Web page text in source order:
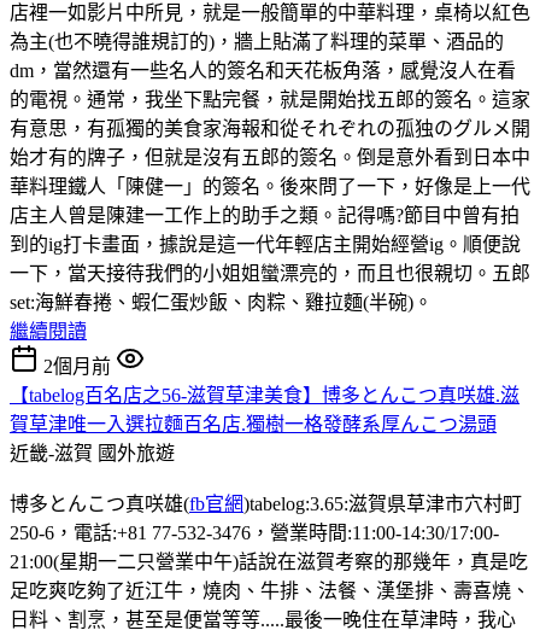
店裡一如影片中所見，就是一般簡單的中華料理，桌椅以紅色
為主(也不曉得誰規訂的)，牆上貼滿了料理的菜單、酒品的
dm，當然還有一些名人的簽名和天花板角落，感覺沒人在看
的電視。通常，我坐下點完餐，就是開始找五郎的簽名。這家
有意思，有孤獨的美食家海報和從それぞれの孤独のグルメ開
始才有的牌子，但就是沒有五郎的簽名。倒是意外看到日本中
華料理鐵人「陳健一」的簽名。後來問了一下，好像是上一代
店主人曾是陳建一工作上的助手之類。記得嗎?節目中曾有拍
到的ig打卡畫面，據說是這一代年輕店主開始經營ig。順便說
一下，當天接待我們的小姐姐蠻漂亮的，而且也很親切。五郎
set:海鮮春捲、蝦仁蛋炒飯、肉粽、雞拉麵(半碗)。
繼續閱讀
2個月前
【tabelog百名店之56-滋賀草津美食】博多とんこつ真咲雄.滋
賀草津唯一入選拉麵百名店.獨樹一格發酵系厚んこつ湯頭
近畿-滋賀 國外旅遊
博多とんこつ真咲雄(fb官網)tabelog:3.65:滋賀県草津市穴村町
250-6，電話:+81 77-532-3476，營業時間:11:00-14:30/17:00-
21:00(星期一二只營業中午)話說在滋賀考察的那幾年，真是吃
足吃爽吃夠了近江牛，燒肉、牛排、法餐、漢堡排、壽喜燒、
日料、割烹，甚至是便當等等.....最後一晚住在草津時，我心